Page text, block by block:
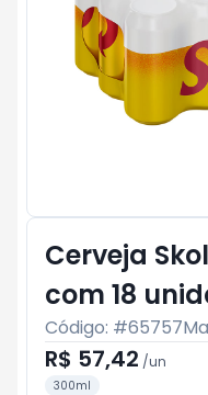
Cerveja
com 18
Código: #65757
R$ 57,42 /un
300ml